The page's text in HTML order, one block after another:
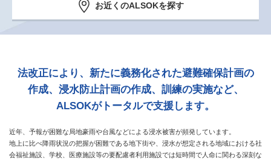
お近くのALSOKを探す
法改正により、新たに義務化された避難確保計画の
作成、 浸水防止計画の作成、訓練の実施など、
ALSOKがトータルで支援します。
近年、予報が困難な局地豪雨や台風などによる浸水被害が頻発しています。
地上に比べ降雨状況の把握が困難である地下街や、浸水が想定される地域における社
会福祉施設、学校、 医療施設等の要配慮者利用施設では短時間で人命に関わる深刻な